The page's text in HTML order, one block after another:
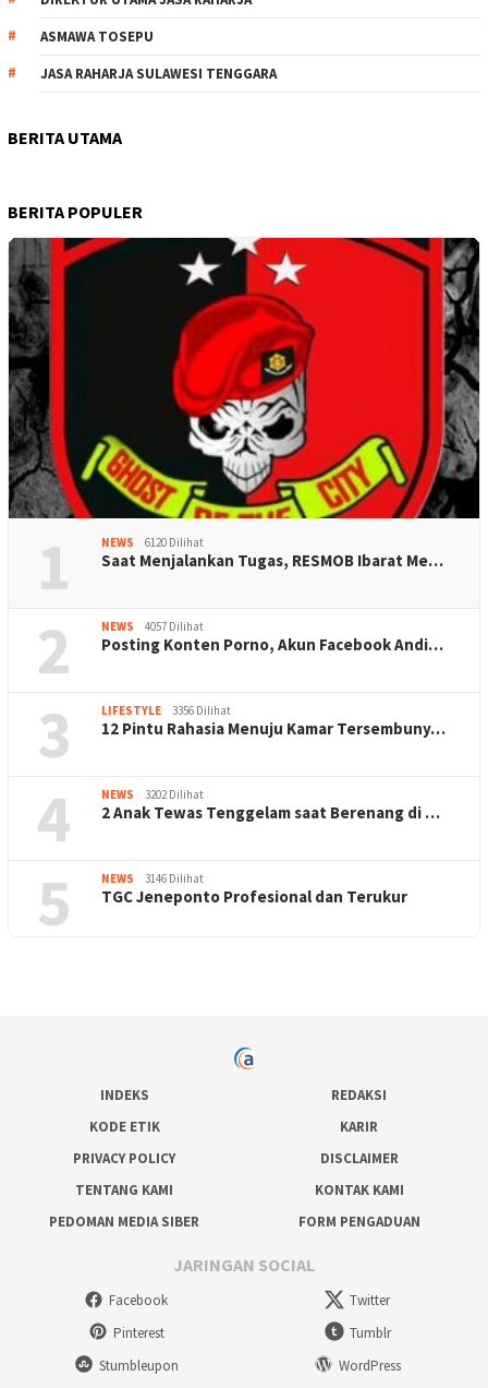
ASMAWA TOSEPU
JASA RAHARJA SULAWESI TENGGARA
BERITA UTAMA
BERITA POPULER
1 NEWS 6120 Dilihat
Saat Menjalankan Tugas, RESMOB Ibarat Me…
2 NEWS 4057 Dilihat
Posting Konten Porno, Akun Facebook Andi…
3 LIFESTYLE 3356 Dilihat
12 Pintu Rahasia Menuju Kamar Tersembuny…
4 NEWS 3202 Dilihat
2 Anak Tewas Tenggelam saat Berenang di …
5 NEWS 3146 Dilihat
TGC Jeneponto Profesional dan Terukur
INDEKS
REDAKSI
KODE ETIK
KARIR
PRIVACY POLICY
DISCLAIMER
TENTANG KAMI
KONTAK KAMI
PEDOMAN MEDIA SIBER
FORM PENGADUAN
JARINGAN SOCIAL
Facebook
Twitter
Pinterest
Tumblr
Stumbleupon
WordPress